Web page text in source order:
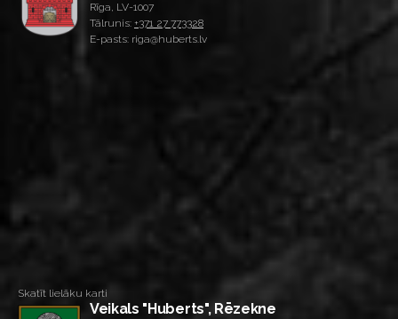
Rīga, LV-1007
Tālrunis: +371 27 773328
E-pasts: riga@huberts.lv
Skatīt lielāku karti
Veikals "Huberts", Rēzekne